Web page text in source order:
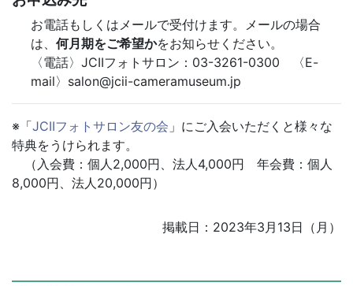
お電話もしくはメールで受付けます。メールの場合
は、 何月期をご希望かをお知らせください。
〈電話〉JCIIフォトサロン：03-3261-0300 〈E-
mail〉salon@jcii-cameramuseum.jp
※「JCIIフォトサロン友の会 」にご入会いただくと様々な
特典をうけられます。
（入会費：個人2,000円、法人4,000円 年会費：個人
8,000円、法人20,000円）
掲載日：2023年3月13日（月）